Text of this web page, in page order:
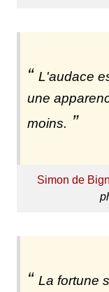
L'audace
une
moins.
Simon de
La fortune